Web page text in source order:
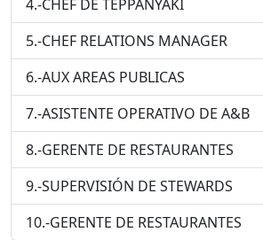
4.-CHEF DE TEPPANYAKI
5.-CHEF RELATIONS MANAGER
6.-AUX AREAS PUBLICAS
7.-ASISTENTE OPERATIVO DE A&B
8.-GERENTE DE RESTAURANTES
9.-SUPERVISIÓN DE STEWARDS
10.-GERENTE DE RESTAURANTES